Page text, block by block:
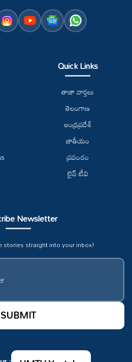
Quick Links
తాజా వార్తలు
తెలంగాణ
ఆంధ్రప్రదేశ్
జాతీయం
ప్రపంచం
లైవ్ టీవి
Newsletter
stories straight into your inbox!